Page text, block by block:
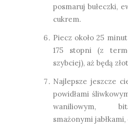
posmaruj bułeczki,
cukrem.
Piecz około 25
175 stopni (z
szybciej), aż będą
Najlepsze jeszcze
powidłami
waniliowym,
smażonymi